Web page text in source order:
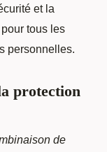
et la
tous les
personnelles.
protection
de